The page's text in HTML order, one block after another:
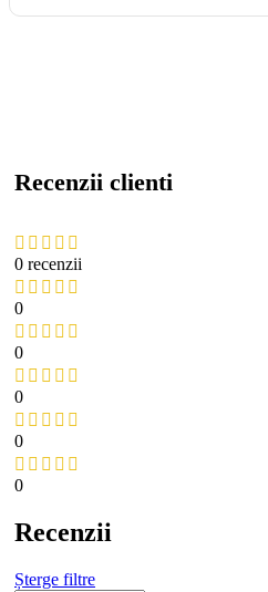
Recenzii clienti
0 recenzii
0
0
0
0
0
Recenzii
Șterge filtre